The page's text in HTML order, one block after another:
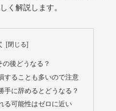
く解説します。
後どうなる？
することも多いので注意
手に辞めるとどうなる？
る可能性はゼロに近い